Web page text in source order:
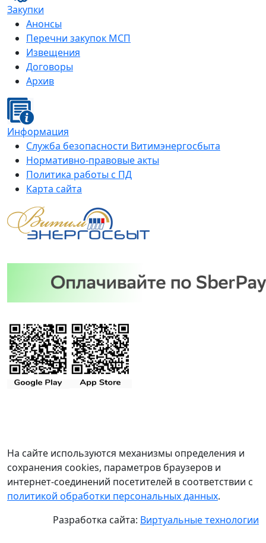
Закупки
Анонсы
Перечни закупок МСП
Извещения
Договоры
Архив
Информация
Служба безопасности Витимэнергосбыта
Нормативно-правовые акты
Политика работы с ПД
Карта сайта
На сайте используются механизмы определения и
сохранения cookies, параметров браузеров и
интернет-соединений посетителей в соответствии с
политикой обработки персональных данных.
Разработка сайта: Виртуальные технологии